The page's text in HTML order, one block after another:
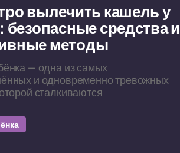
вылечить кашель у
безопасные средства и
методы
— одна из самых
и одновременно тревожных
сталкиваются